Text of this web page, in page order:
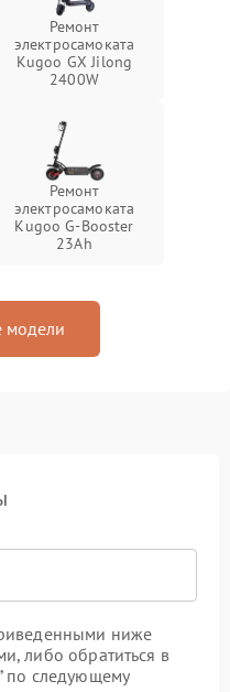
Ремонт
электросамоката
Kugoo GX Jilong
2400W
Ремонт
электросамоката
Kugoo G-Booster
23Ah
модели
ниже
либо обратиться в
по следующему